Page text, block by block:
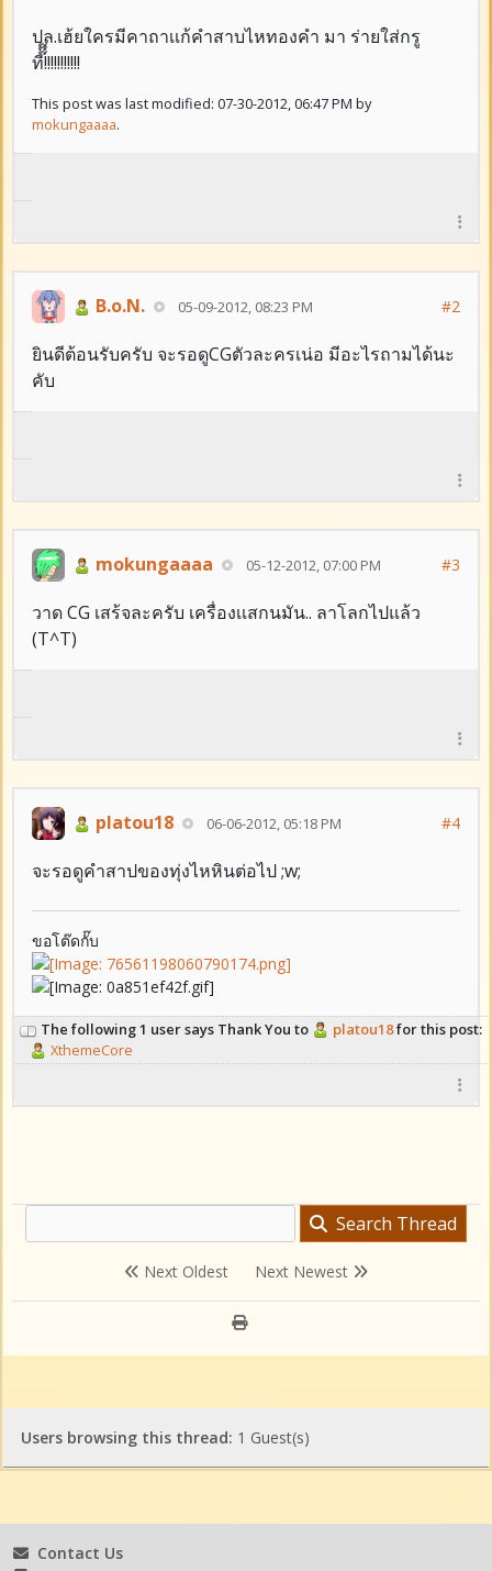
ปล.เฮ้ยใครมีคาถาเเก้คำสาบไหทองคำ มา ร่ายใส่กรู
ที๊๊๊!!!!!!!!!!!
This post was last modified: 07-30-2012, 06:47 PM by
mokungaaaa.
B.o.N. 05-09-2012, 08:23 PM #2
ยินดีต้อนรับครับ จะรอดูCGตัวละครเน่อ มีอะไรถามได้นะ
คับ
mokungaaaa 05-12-2012, 07:00 PM #3
วาด CG เสร้จละครับ เครื่องเเสกนมัน.. ลาโลกไปแล้ว
(T^T)
platou18 06-06-2012, 05:18 PM #4
จะรอดูคำสาปของทุ่งไหหินต่อไป ;w;
ขอโต๊ดกั๊บ
The following 1 user says Thank You to platou18for this post:
XthemeCore
Search Thread
Next Oldest Next Newest
Users browsing this thread: 1 Guest(s)
Contact Us